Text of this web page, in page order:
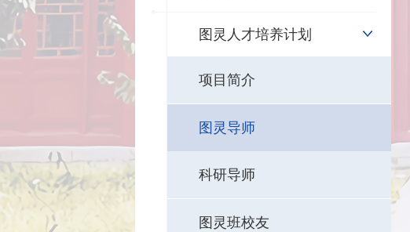
图灵人才培养计划
项目简介
图灵导师
科研导师
图灵班校友